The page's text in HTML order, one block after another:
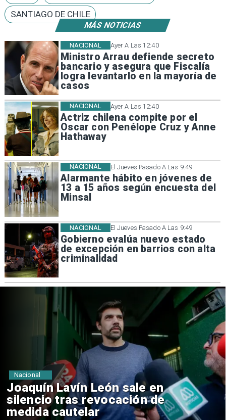
MÁS NOTICIAS
Ayer A Las 12:40
Ministro Arrau defiende secreto
bancario y asegura que Fiscalía
logra levantarlo en la mayoría de
casos
NACIONAL
Ayer A Las 12:40
Actriz chilena compite por el
Oscar con Penélope Cruz y Anne
Hathaway
NACIONAL
El Jueves Pasado A Las 9:49
Alarmante hábito en jóvenes de
13 a 15 años según encuesta del
Minsal
NACIONAL
El Jueves Pasado A Las 9:49
Gobierno evalúa nuevo estado
de excepción en barrios con alta
criminalidad
NACIONAL
SANTIAGO DE CHILE
Chile y Venezuela formalizan
reinicio de relaciones
consulares
Nacional